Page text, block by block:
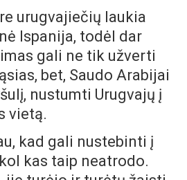
urugvajiečių laukia
Ispanija, todėl dar
gali ne tik užverti
bet, Saudo Arabijai
nustumti Urugvajų į
vietą.
kad gali nustebinti į
kas taip neatrodo.